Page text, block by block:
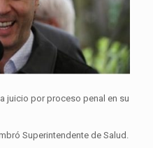
juicio por proceso penal en su
Superintendente de Salud.